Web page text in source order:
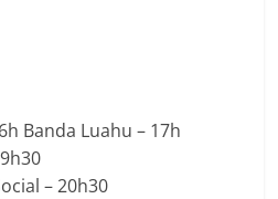
Banda Luahu – 17h
– 20h30